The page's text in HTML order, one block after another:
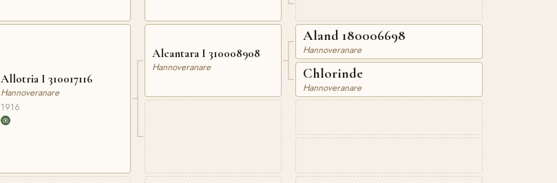
Allotria I 310017116
Hannoveranare
1916
Alcantara I 310008908
Hannoveranare
Aland 180006698
Hannoveranare
Chlorinde
Hannoveranare